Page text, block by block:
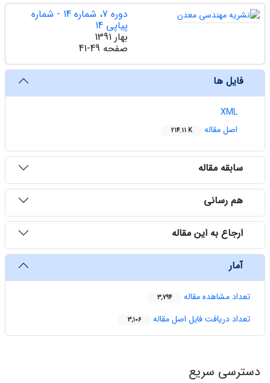
دوره 7، شماره 14 - شماره
پیاپی 14
بهار 1391
صفحه 41-49
فایل ها
XML
اصل مقاله
214.11 K
سابقه مقاله
هم رسانی
ارجاع به این مقاله
آمار
تعداد مشاهده مقاله 3,794
تعداد دریافت فایل اصل مقاله 3,106
دسترسی سریع